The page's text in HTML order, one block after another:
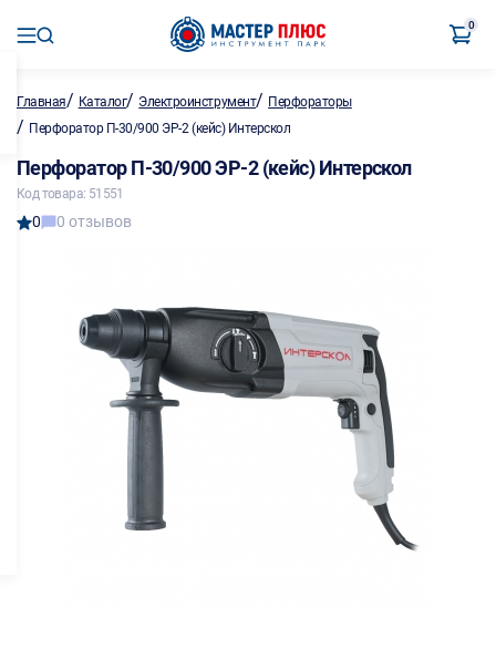
0
Главная/ Каталог/ Электроинструмент/ Перфораторы
/ Перфоратор П-30/900 ЭР-2 (кейс) Интерскол
Перфоратор П-30/900 ЭР-2 (кейс) Интерскол
Код товара: 51551
0 0 отзывов